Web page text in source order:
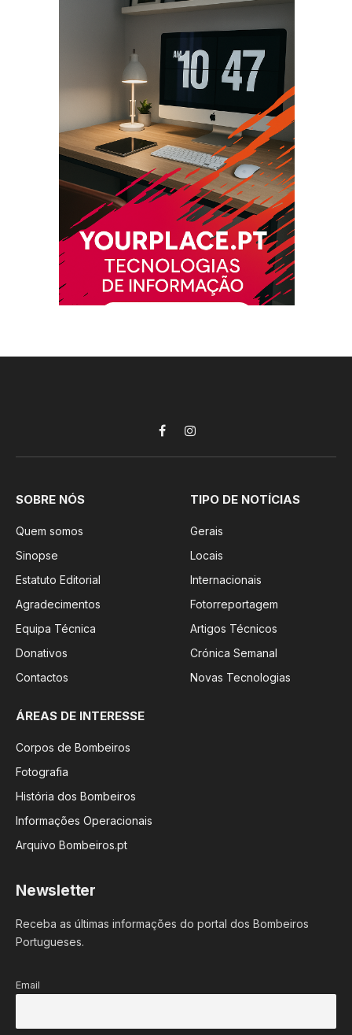
FacebookInstagram
SOBRE NÓS
Quem somos
Sinopse
Estatuto Editorial
Agradecimentos
Equipa Técnica
Donativos
Contactos
TIPO DE NOTÍCIAS
Gerais
Locais
Internacionais
Fotorreportagem
Artigos Técnicos
Crónica Semanal
Novas Tecnologias
ÁREAS DE INTERESSE
Corpos de Bombeiros
Fotografia
História dos Bombeiros
Informações Operacionais
Arquivo Bombeiros.pt
Newsletter
Receba as últimas informações do portal dos Bombeiros
Portugueses.
Email